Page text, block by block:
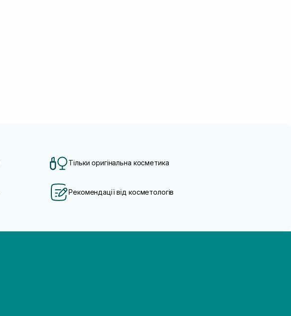
Тільки оригінальна косметика
Рекомендації від косметологів